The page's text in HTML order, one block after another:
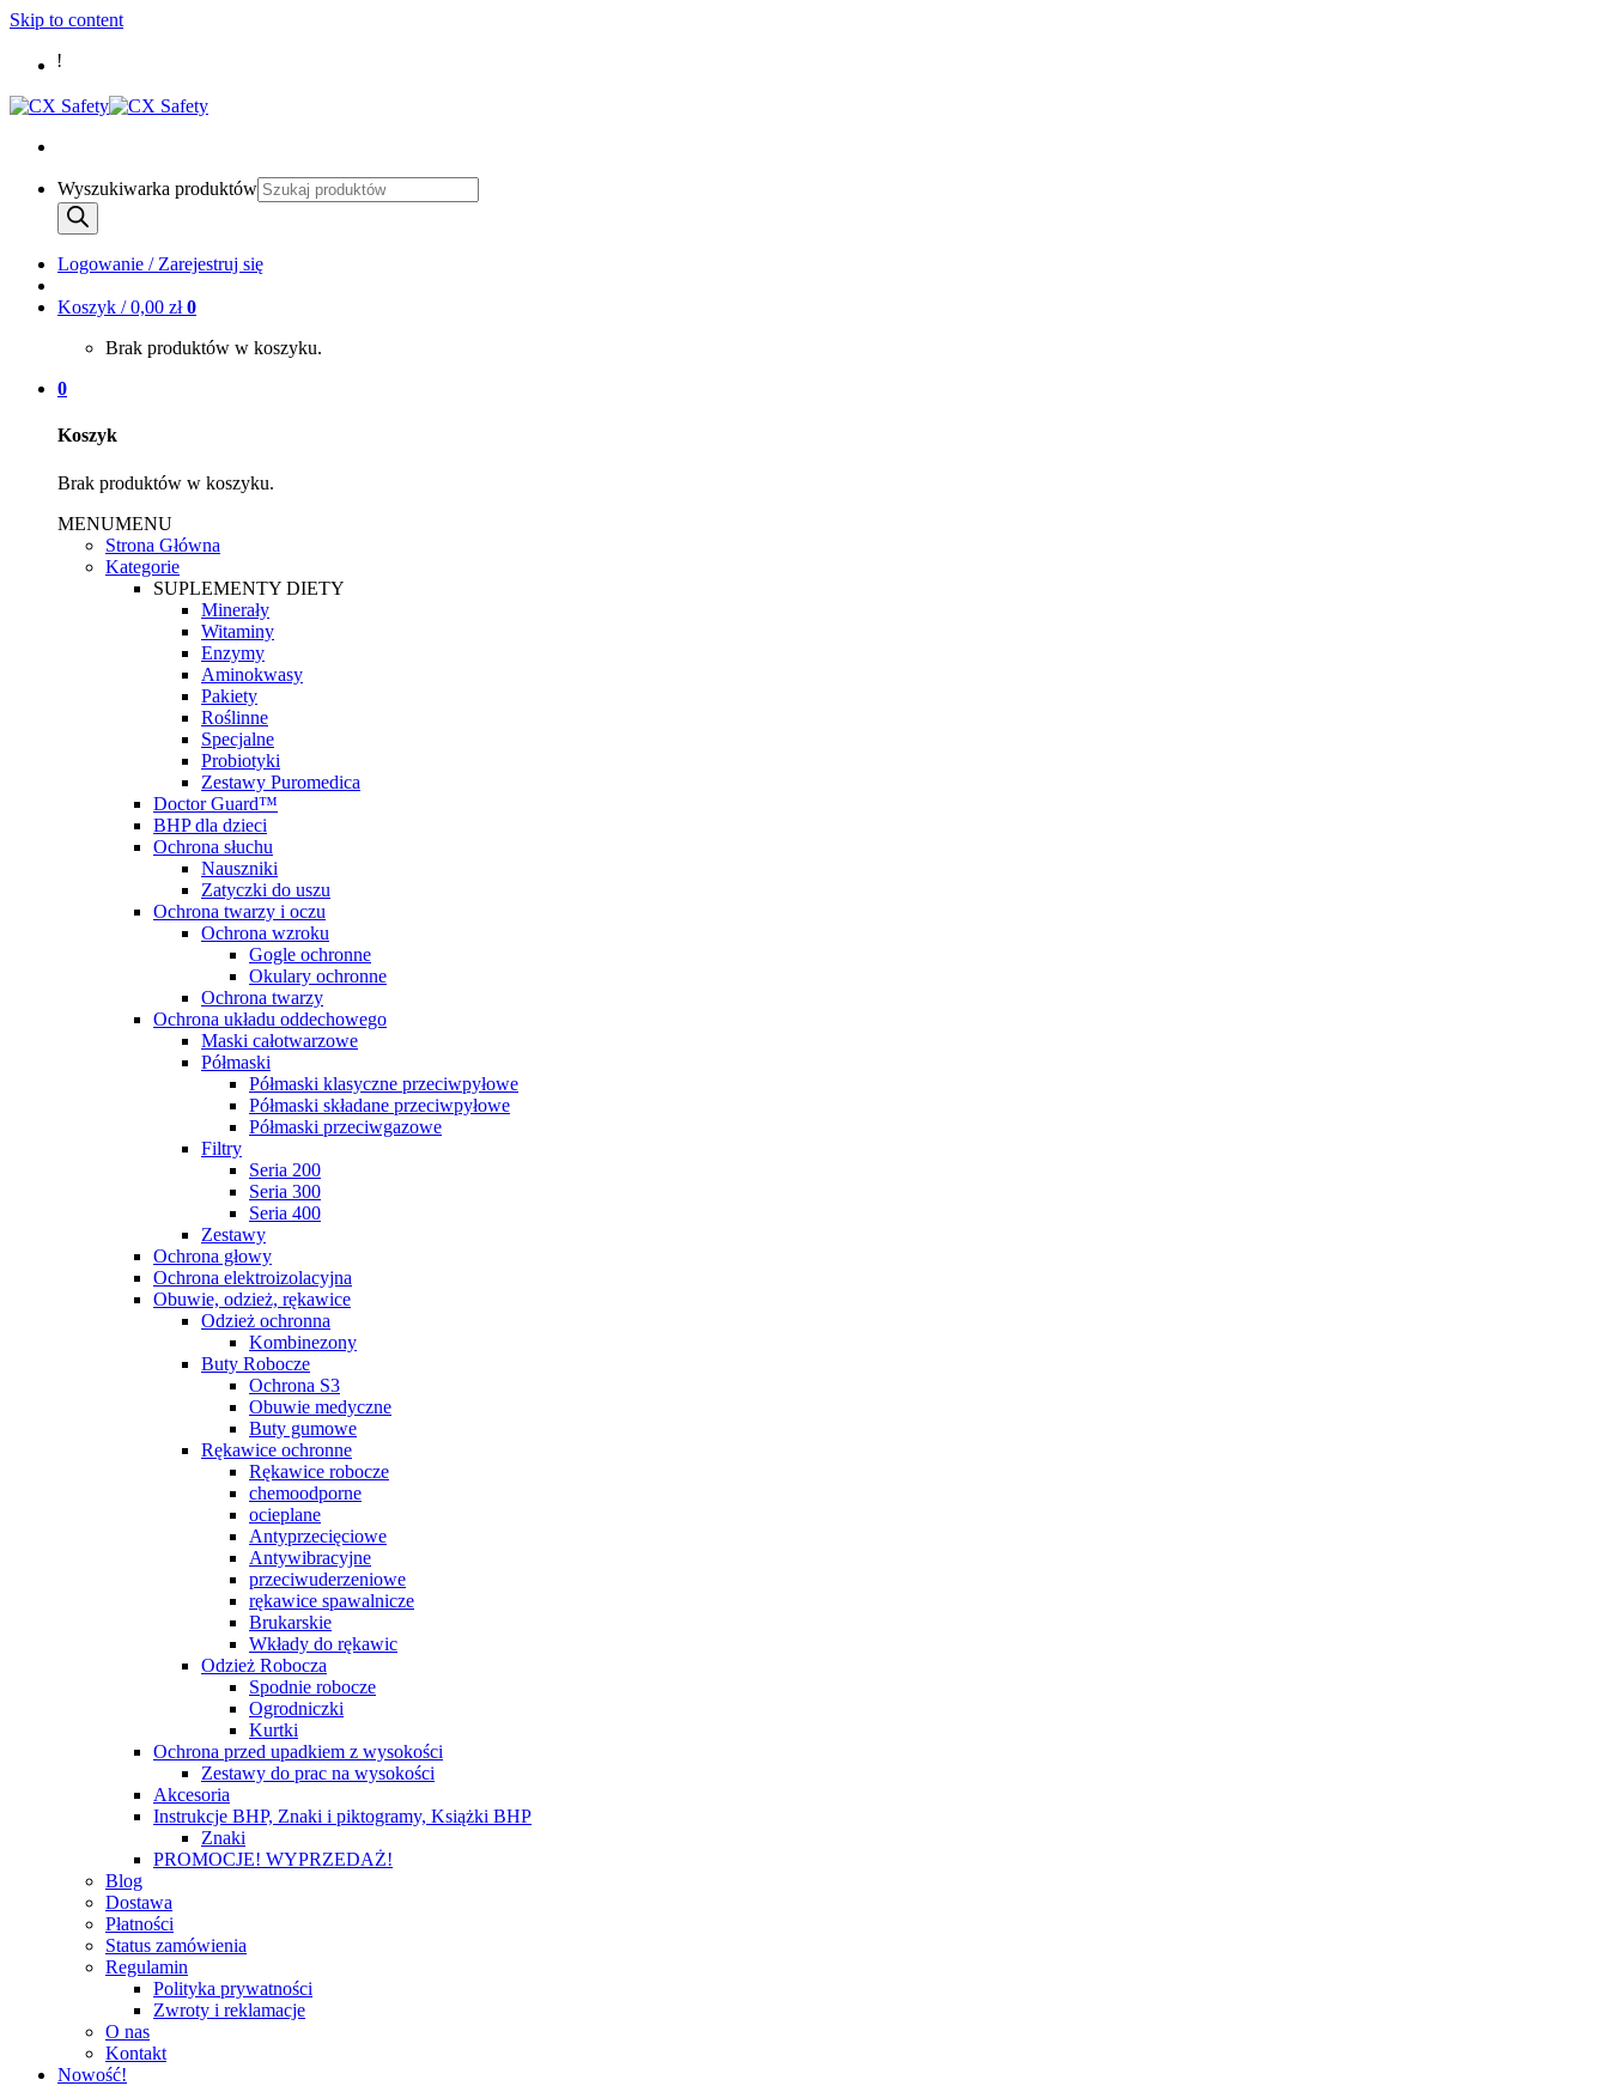
Skip to content
Wyszukiwarka produktów
Logowanie / Zarejestruj się
Koszyk /0,00 zł 0
Brak produktów w koszyku.
0
Koszyk
Brak produktów w koszyku.
MENUMENU
Strona Główna
Kategorie
SUPLEMENTY DIETY
Minerały
Witaminy
Enzymy
Aminokwasy
Pakiety
Roślinne
Specjalne
Probiotyki
Zestawy Puromedica
Doctor Guard™
BHP dla dzieci
Ochrona słuchu
Nauszniki
Zatyczki do uszu
Ochrona twarzy i oczu
Ochrona wzroku
Gogle ochronne
Okulary ochronne
Ochrona twarzy
Ochrona układu oddechowego
Maski całotwarzowe
Półmaski
Półmaski klasyczne przeciwpyłowe
Półmaski składane przeciwpyłowe
Półmaski przeciwgazowe
Filtry
Seria 200
Seria 300
Seria 400
Zestawy
Ochrona głowy
Ochrona elektroizolacyjna
Obuwie, odzież, rękawice
Odzież ochronna
Kombinezony
Buty Robocze
Ochrona S3
Obuwie medyczne
Buty gumowe
Rękawice ochronne
Rękawice robocze
chemoodporne
ocieplane
Antyprzecięciowe
Antywibracyjne
przeciwuderzeniowe
rękawice spawalnicze
Brukarskie
Wkłady do rękawic
Odzież Robocza
Spodnie robocze
Ogrodniczki
Kurtki
Ochrona przed upadkiem z wysokości
Zestawy do prac na wysokości
Akcesoria
Instrukcje BHP, Znaki i piktogramy, Książki BHP
Znaki
PROMOCJE! WYPRZEDAŻ!
Blog
Dostawa
Płatności
Status zamówienia
Regulamin
Polityka prywatności
Zwroty i reklamacje
O nas
Kontakt
Nowość!